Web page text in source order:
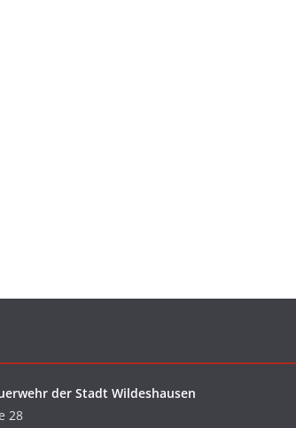
der Stadt Wildeshausen
28